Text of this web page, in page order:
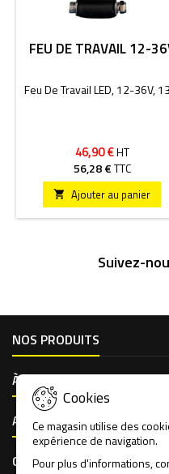
FEU DE TRAVAIL 12-
Feu De Travail LED, 12-36V,
46,90 €HT
56,28 €TTC
 Ajouter au panier
Suivez-
NOS PRODUITS
À PROPOS DE NOUS
ACCÈS CLIENT
CONTACT
Cookies
Ce magasin utilise des
expérience de navigation.
Pour plus d'informations,